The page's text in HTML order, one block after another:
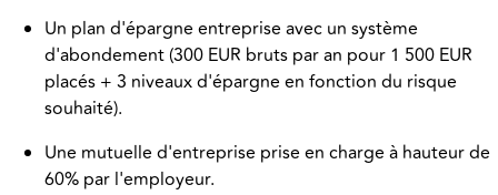
Un plan d'épargne entreprise avec un système
d'abondement (300 EUR bruts par an pour 1 500 EUR
placés + 3 niveaux d'épargne en fonction du risque
souhaité).
Une mutuelle d'entreprise prise en charge à hauteur de
60% par l'employeur.